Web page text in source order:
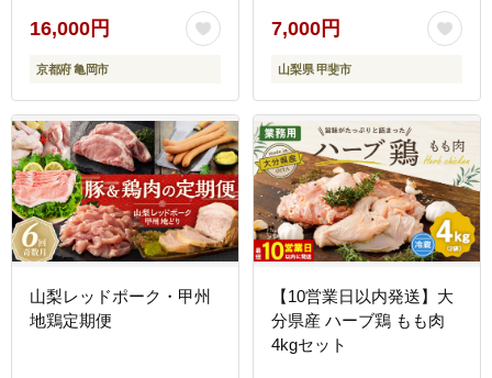
16,000円
京都府 亀岡市
7,000円
山梨県 甲斐市
山梨レッドポーク・甲州
地鶏定期便
【10営業日以内発送】大
分県産 ハーブ鶏 もも肉
4kgセット